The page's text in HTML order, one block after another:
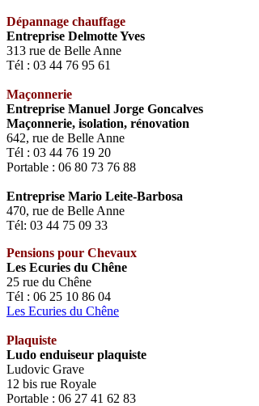
Dépannage chauffage
Entreprise Delmotte Yves
313 rue de Belle Anne
Tél : 03 44 76 95 61
Maçonnerie
Entreprise Manuel Jorge Goncalves
Maçonnerie, isolation, rénovation
642, rue de Belle Anne
Tél : 03 44 76 19 20
Portable : 06 80 73 76 88
Entreprise Mario Leite-Barbosa
470, rue de Belle Anne
Tél: 03 44 75 09 33
Pensions pour Chevaux
Les Ecuries du Chêne
25 rue du Chêne
Tél : 06 25 10 86 04
Les Ecuries du Chêne
Plaquiste
Ludo enduiseur plaquiste
Ludovic Grave
12 bis rue Royale
Portable : 06 27 41 62 83